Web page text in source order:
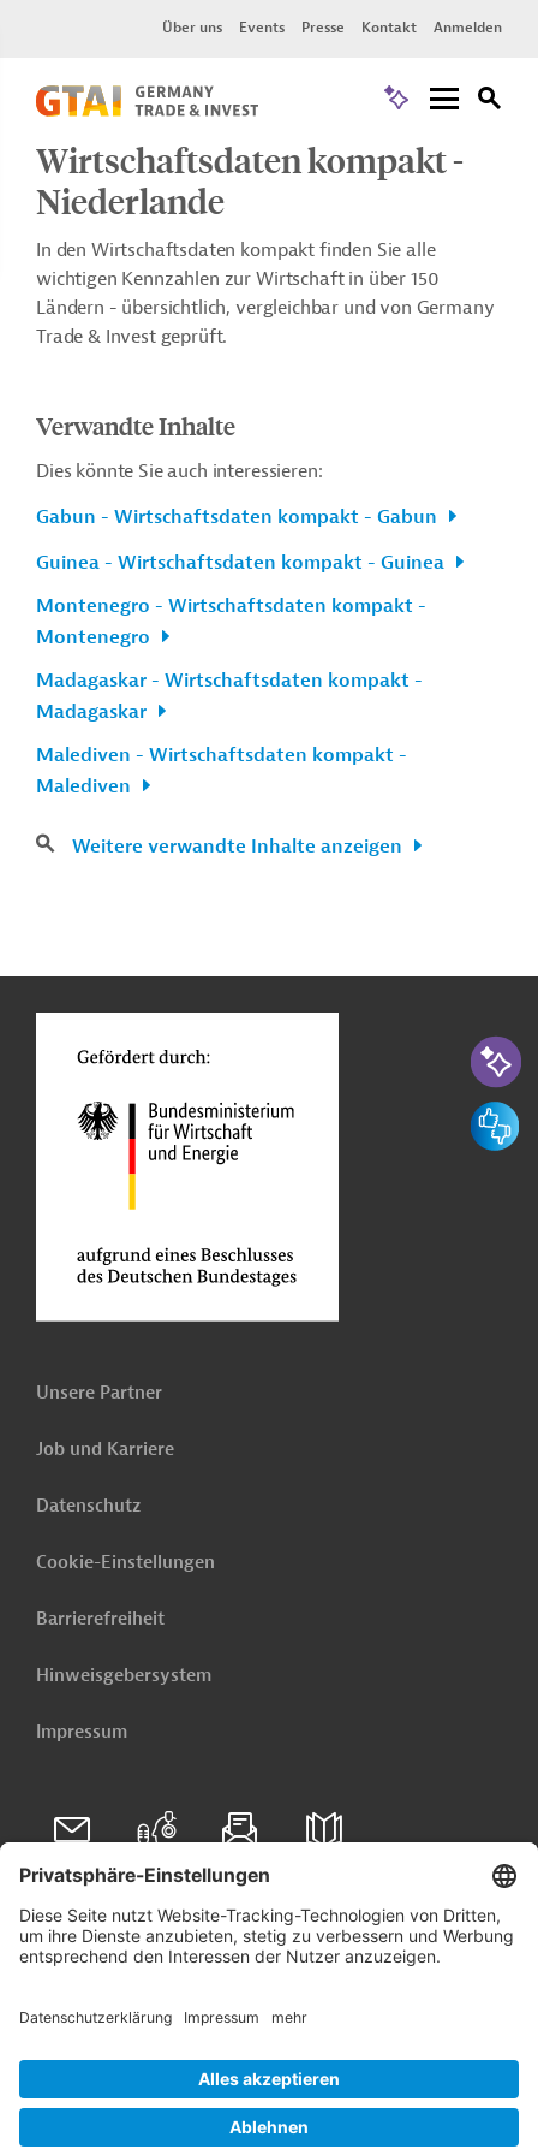
Über uns Events Presse Kontakt Anmelden
Wirtschaftsdaten kompakt -
Niederlande
In den Wirtschaftsdaten kompakt finden Sie alle
wichtigen Kennzahlen zur Wirtschaft in über 150
Ländern - übersichtlich, vergleichbar und von Germany
Trade & Invest geprüft.
Verwandte Inhalte
Dies könnte Sie auch interessieren:
Gabun - Wirtschaftsdaten kompakt - Gabun
Guinea - Wirtschaftsdaten kompakt - Guinea
Montenegro - Wirtschaftsdaten kompakt -
Montenegro
Madagaskar - Wirtschaftsdaten kompakt -
Madagaskar
Malediven - Wirtschaftsdaten kompakt -
Malediven
Weitere verwandte Inhalte anzeigen
Unsere Partner
Job und Karriere
Datenschutz
Cookie-Einstellungen
Barrierefreiheit
Hinweisgebersystem
Impressum
Folgen Sie uns auf
Linkedin
© 2026 Germany Trade & Invest
KI-